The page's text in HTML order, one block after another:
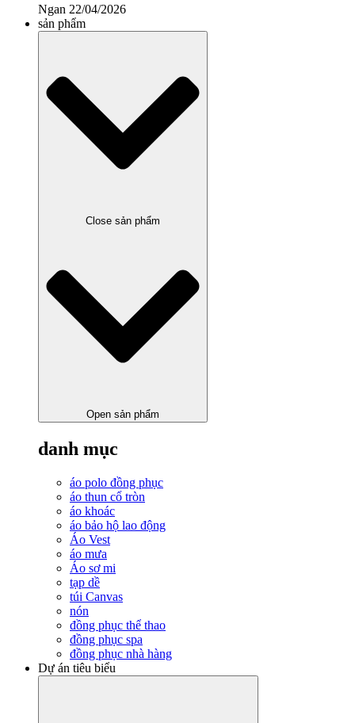
Ngan 22/04/2026
sản phẩm
Close sản phẩm
Open sản phẩm
danh mục
áo polo đồng phục
áo thun cổ tròn
áo khoác
áo bảo hộ lao động
Áo Vest
áo mưa
Áo sơ mi
tạp dề
túi Canvas
nón
đồng phục thể thao
đồng phục spa
đồng phục nhà hàng
Dự án tiêu biểu